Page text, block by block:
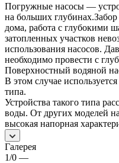
Погружные насосы —
на больших
дома, работа с глубокими
затопленных участков
использования насосов.
необходимо провести с
Поверхностный водяной
В этом случае
типа.
Устройства такого типа
воды. От других моделей
высокая напорная
Галерея
1/0 —